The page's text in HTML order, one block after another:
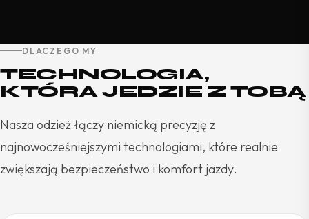
DLACZEGO MY
TECHNOLOGIA,
KTÓRA JEDZIE Z TOBĄ
Nasza odzież łączy niemicką precyzję z
najnowocześniejszymi technologiami, które realnie
zwiększają bezpieczeństwo i komfort jazdy.